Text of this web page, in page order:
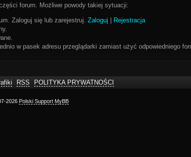
forum. Możliwe powody takiej sytuacji:
Zaloguj się lub zarejestruj. Zaloguj
Rejestracja
w pasek adresu przeglądarki zamiast użyć odpowiedniego
RSS POLITYKA PRYWATNOŚCI
2026 Polski Support MyBB